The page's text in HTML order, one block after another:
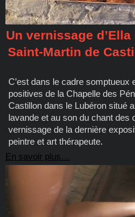
Un vernissage
Saint-Martin de
C’est dans le cadre somptueux
positives de la Chapelle des
Castillon dans le Lubéron situé
lavande et au son du chant des
vernissage de la dernière
peintre et art thérapeute.
En savoir plus…